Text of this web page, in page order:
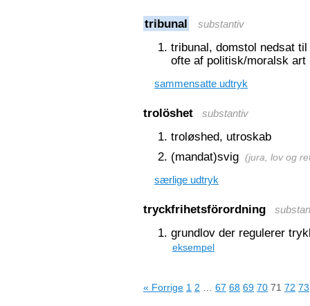
tribunal substantiv
tribunal, domstol nedsat
ofte af politisk/moralsk art
sammensatte udtryk
trolöshet substantiv
troløshed, utroskab
(mandat)svig (jura, lov og
særlige udtryk
tryckfrihetsförordning
grundlov der regulerer
eksempel
« Forrige 1 2 67 68 69 70 71 72 73